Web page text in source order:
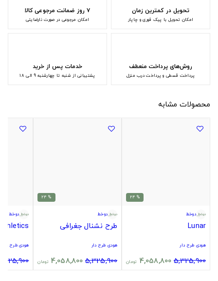
تحویل در کمترین زمان
امکان تحویل با پیک فوری و چاپار
۷ روز ضمانت مرجوعی کالا
امکان مرجوعی در صورت نارضایتی
روش‌های پرداخت منعطف
پرداخت قسطی و پرداخت درب منزل
خدمات پس از خرید
پشتیبانی از شنبه تا چهارشنبه 9 الی 18
محصولات مشابه
% 24
دوخط
Lunar
هودی طرح دار
5,325,900
4,058,800 تومان
% 24
دوخط
طرح نشنال جغرافی
هودی طرح دار
5,325,900
4,058,800 تومان
دوخط
هودی طرح دار